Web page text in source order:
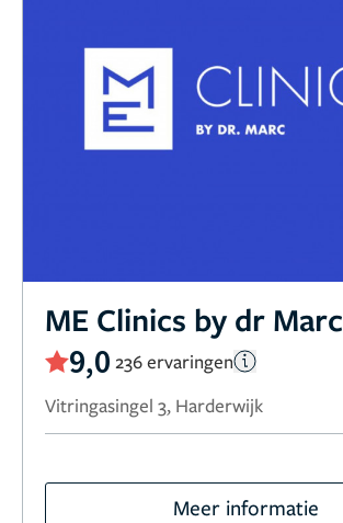
ME Clinics by dr Marc
9,0 236 ervaringen
Vitringasingel 3, Harderwijk
Meer informatie